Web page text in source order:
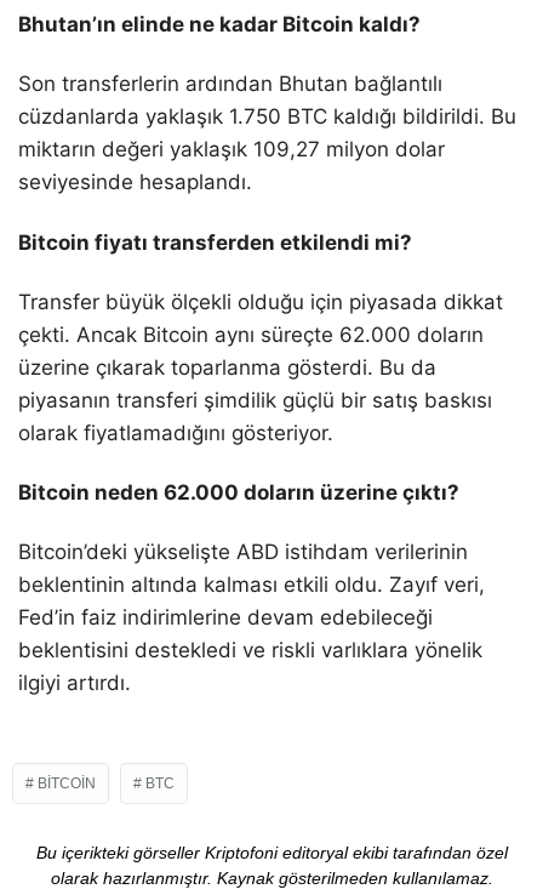
Bhutan’ın elinde ne kadar Bitcoin kaldı?
Son transferlerin ardından Bhutan bağlantılı
cüzdanlarda yaklaşık 1.750 BTC kaldığı bildirildi. Bu
miktarın değeri yaklaşık 109,27 milyon dolar
seviyesinde hesaplandı.
Bitcoin fiyatı transferden etkilendi mi?
Transfer büyük ölçekli olduğu için piyasada dikkat
çekti. Ancak Bitcoin aynı süreçte 62.000 doların
üzerine çıkarak toparlanma gösterdi. Bu da
piyasanın transferi şimdilik güçlü bir satış baskısı
olarak fiyatlamadığını gösteriyor.
Bitcoin neden 62.000 doların üzerine çıktı?
Bitcoin’deki yükselişte ABD istihdam verilerinin
beklentinin altında kalması etkili oldu. Zayıf veri,
Fed’in faiz indirimlerine devam edebileceği
beklentisini destekledi ve riskli varlıklara yönelik
ilgiyi artırdı.
BITCOIN BTC
Bu içerikteki görseller Kriptofoni editoryal ekibi tarafından özel
olarak hazırlanmıştır. Kaynak gösterilmeden kullanılamaz.